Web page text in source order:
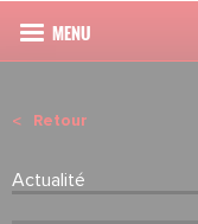
Retour
Actualité